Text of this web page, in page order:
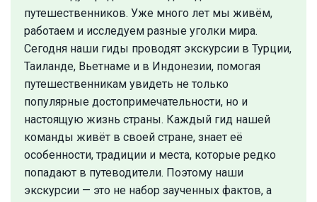
путешественников. Уже много лет мы живём,
работаем и исследуем разные уголки мира.
Сегодня наши гиды проводят экскурсии в Турции,
Таиланде, Вьетнаме и в Индонезии, помогая
путешественникам увидеть не только
популярные достопримечательности, но и
настоящую жизнь страны. Каждый гид нашей
команды живёт в своей стране, знает её
особенности, традиции и места, которые редко
попадают в путеводители. Поэтому наши
экскурсии — это не набор заученных фактов, а